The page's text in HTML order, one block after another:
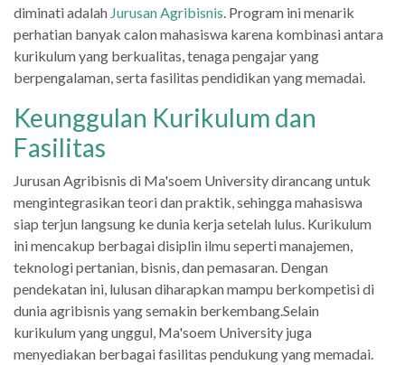
diminati adalah Jurusan Agribisnis . Program ini menarik
perhatian banyak calon mahasiswa karena kombinasi antara
kurikulum yang berkualitas, tenaga pengajar yang
berpengalaman, serta fasilitas pendidikan yang memadai.
Keunggulan Kurikulum dan
Fasilitas
Jurusan Agribisnis di Ma'soem University dirancang untuk
mengintegrasikan teori dan praktik, sehingga mahasiswa
siap terjun langsung ke dunia kerja setelah lulus. Kurikulum
ini mencakup berbagai disiplin ilmu seperti manajemen,
teknologi pertanian, bisnis, dan pemasaran. Dengan
pendekatan ini, lulusan diharapkan mampu berkompetisi di
dunia agribisnis yang semakin berkembang.Selain
kurikulum yang unggul, Ma'soem University juga
menyediakan berbagai fasilitas pendukung yang memadai.